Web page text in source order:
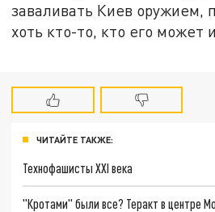
заваливать Киев оружием,
хоть кто-то, кто его может
ЧИТАЙТЕ ТАКЖЕ:
Технофашисты XXI века
"Кротами" были все? Теракт в центре